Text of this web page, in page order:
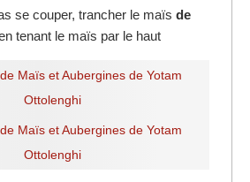
se couper, trancher le maïs de
tenant le maïs par le haut